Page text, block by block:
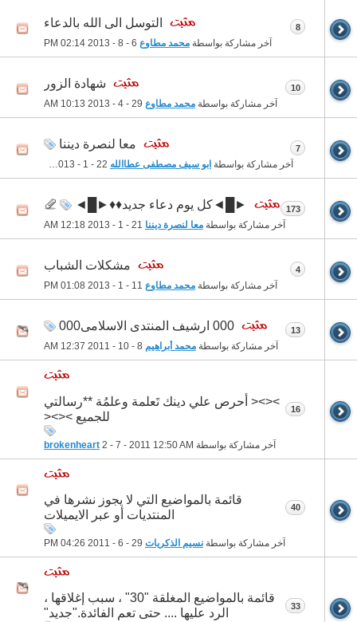
التوسل الى الله بالدعاء
آخر مشاركة بواسطة محمد مطاوع 02:14 PM
8
شهادة الزور
آخر مشاركة بواسطة محمد مطاوع 10:13 AM
10
معا لنصرة ديننا
آخر مشاركة بواسطة ابو سيف مصطفى عطاالله 04:54 PM
7
►█◄كل يوم دعاء جديد♦♦►█◄
آخر مشاركة بواسطة معا لنصرة ديننا 12:18 AM
173
مشكلات الشباب
آخر مشاركة بواسطة محمد مطاوع 01:08 PM
4
000 ارشيف المنتدى الاسلامى000
آخر مشاركة بواسطة محمد أبراهيم 12:37 AM
13
><>< أحرص علي دينك تَعلمة وعلمُة **رسالتي
للجميع ><><
آخر مشاركة بواسطة brokenheart 2 - 7 - 2011 12:50 AM
16
قائمة بالمواضيع التي لا يجوز نشرها في
المنتديات أو عبر الايميلات
آخر مشاركة بواسطة نسيم الذكريات 04:26 PM
40
قائمة بالمواضيع المغلقة "30" ، سبب إغلاقها ،
الرد عليها .... حتى تعم الفائدة."جديد"
33